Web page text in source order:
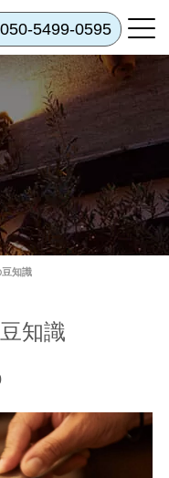
050-5499-0595
豆知識
知識